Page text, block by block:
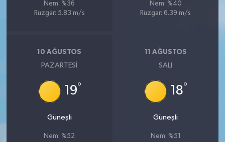
Nem: %36
Rüzgar: 5.83 m/s
Nem: %40
Rüzgar: 6.39 m/s
10 AĞUSTOS
PAZARTESI
19°
Güneşli
Nem: %52
11 AĞUSTOS
SALI
18°
Güneşli
Nem: %51